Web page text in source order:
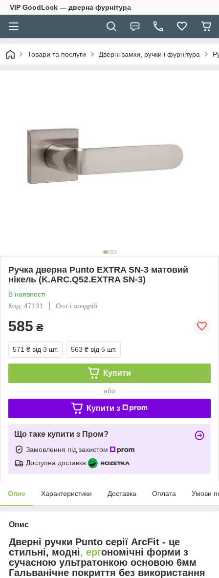
VIP GoodLock — дверна фурнітура
Товари та послуги Дверні замки, ручки і фурнітура
Ручка дверна Punto EXTRA SN-3 матовий
нікель (K.ARC.Q52.EXTRA SN-3)
В наявності
Код: 47131
Опт і роздріб
585 ₴
571 ₴ від 3 шт. 563 ₴ від 5 шт.
Купити
або
Купити з
Що таке купити з Пром?
Замовлення під захистом
Доступна доставка
Опис Характеристики Доставка Оплата Умови
Опис
Дверні ручки Punto серії ArcFit - це
стильні, модні, ергономічні форми з
сучасною ультратонкою основою 6мм
Гальванічне покриття без використання